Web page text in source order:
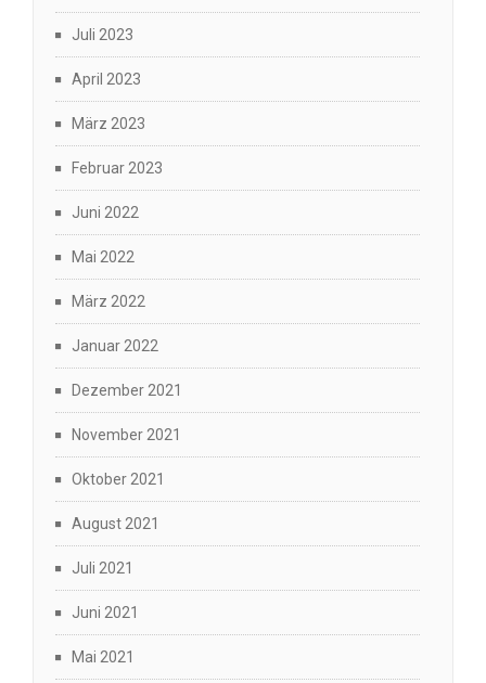
Juli 2023
April 2023
März 2023
Februar 2023
Juni 2022
Mai 2022
März 2022
Januar 2022
Dezember 2021
November 2021
Oktober 2021
August 2021
Juli 2021
Juni 2021
Mai 2021